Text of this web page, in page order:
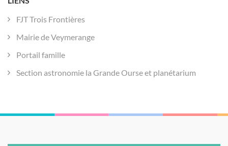
FJT Trois Frontières
Mairie de Veymerange
Portail famille
Section astronomie la Grande Ourse et planétarium